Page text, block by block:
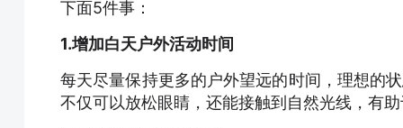
下面5件事：
1.增加白天户外活动时间
每天尽量保持更多的户外望远的时间，理想的
不仅可以放松眼睛，还能接触到自然光线，有